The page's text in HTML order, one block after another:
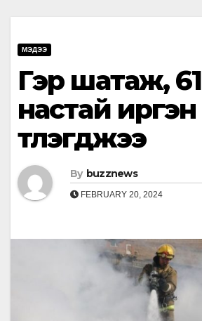
МЭДЭЭ
Гэр шатаж, 61
настай иргэн
түлэгджээ
By buzznews
FEBRUARY 20, 2024